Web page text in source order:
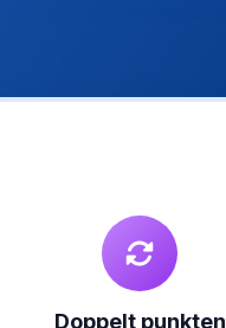
Doppelt punkten